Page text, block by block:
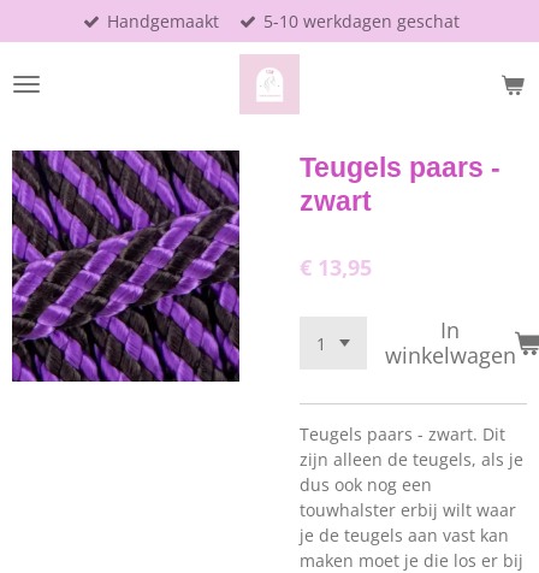
direct
naar
de
Handgemaakt 5-10 werkdagen geschat
Teugels paars -
zwart
€ 13,95
In
winkelwagen
Teugels paars - zwart. Dit
zijn alleen de teugels, als je
dus ook nog een
touwhalster erbij wilt waar
je de teugels aan vast kan
maken moet je die los er bij